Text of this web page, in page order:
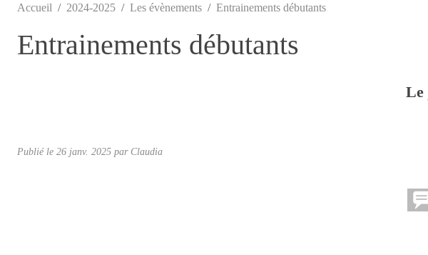
Accueil 2024-2025 Les évènements Entrainements débutants
Entrainements débutants
Le
Publié le 26 janv. 2025 par Claudia